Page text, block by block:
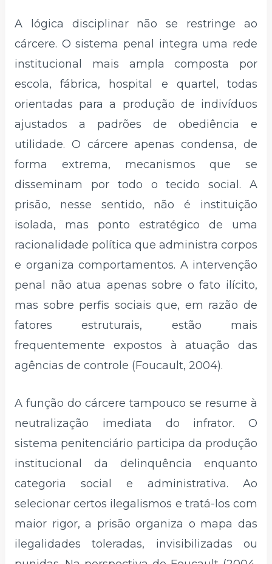
A lógica disciplinar não se restringe ao
cárcere. O sistema penal integra uma rede
institucional mais ampla composta por
escola, fábrica, hospital e quartel, todas
orientadas para a produção de indivíduos
ajustados a padrões de obediência e
utilidade. O cárcere apenas condensa, de
forma extrema, mecanismos que se
disseminam por todo o tecido social. A
prisão, nesse sentido, não é instituição
isolada, mas ponto estratégico de uma
racionalidade política que administra corpos
e organiza comportamentos. A intervenção
penal não atua apenas sobre o fato ilícito,
mas sobre perfis sociais que, em razão de
fatores estruturais, estão mais
frequentemente expostos à atuação das
agências de controle (Foucault, 2004).
A função do cárcere tampouco se resume à
neutralização imediata do infrator. O
sistema penitenciário participa da produção
institucional da delinquência enquanto
categoria social e administrativa. Ao
selecionar certos ilegalismos e tratá-los com
maior rigor, a prisão organiza o mapa das
ilegalidades toleradas, invisibilizadas ou